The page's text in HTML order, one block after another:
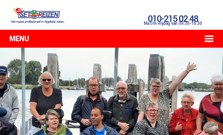
010-215 02 48
Ma t/m vrijdag van 09:30-16:30
MENU